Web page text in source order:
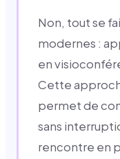
Non, tout se
modernes :
en
Cette
permet de
sans
rencontre en